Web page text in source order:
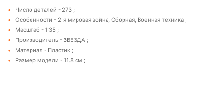
Число деталей - 273 ;
Особенности - 2-я мировая война, Сборная, Военная техника ;
Масштаб - 1:35 ;
Производитель - ЗВЕЗДА ;
Материал - Пластик ;
Размер модели - 11.8 см ;